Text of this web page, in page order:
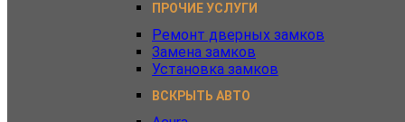
ПРОЧИЕ УСЛУГИ
Ремонт дверных замков
Замена замков
Установка замков
ВСКРЫТЬ АВТО